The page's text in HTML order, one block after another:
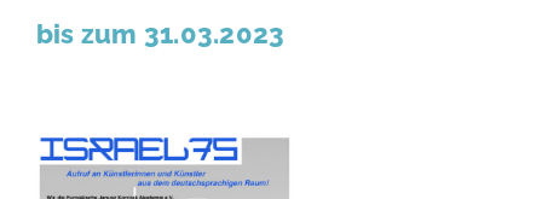
bis zum 31.03.2023